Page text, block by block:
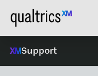
Support